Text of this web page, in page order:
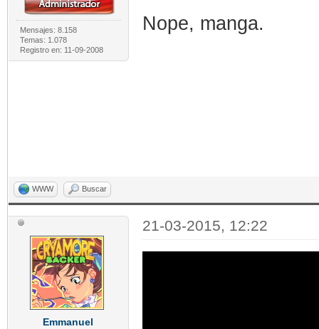
Mensajes: 8.158
Temas: 1.078
Registro en: 11-09-2008
Nope, manga.
WWW Buscar
Emmanuel
21-03-2015, 12:22